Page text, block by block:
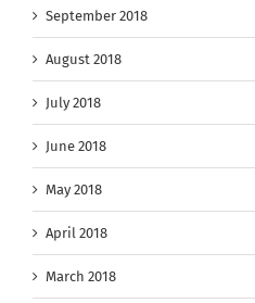
September 2018
August 2018
July 2018
June 2018
May 2018
April 2018
March 2018